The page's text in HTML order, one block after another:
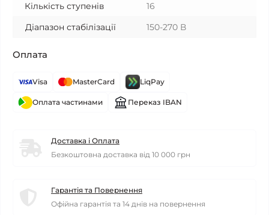
Кількість ступенів
16
Діапазон стабілізації
150-270 В
Оплата
Visa MasterCard LiqPay
Оплата частинами Переказ IBAN
Доставка і Оплата
Безкоштовна доставка від 10 000 грн
Гарантія та Повернення
Офійна гарантія та 14 днів на повернення